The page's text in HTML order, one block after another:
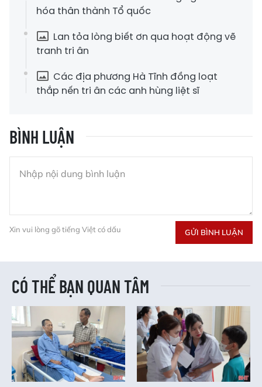
hóa thân thành Tổ quốc
Lan tỏa lòng biết ơn qua hoạt động vẽ
tranh tri ân
Các địa phương Hà Tĩnh đồng loạt
thắp nến tri ân các anh hùng liệt sĩ
BÌNH LUẬN
Xin vui lòng gõ tiếng Việt có dấu GỬI BÌNH LUẬN
CÓ THỂ BẠN QUAN TÂM